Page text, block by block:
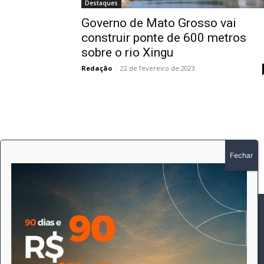
Destaques
Governo de Mato Grosso vai
construir ponte de 600 metros
sobre o rio Xingu
Redação - 22 de fevereiro de 2023
SOBRE